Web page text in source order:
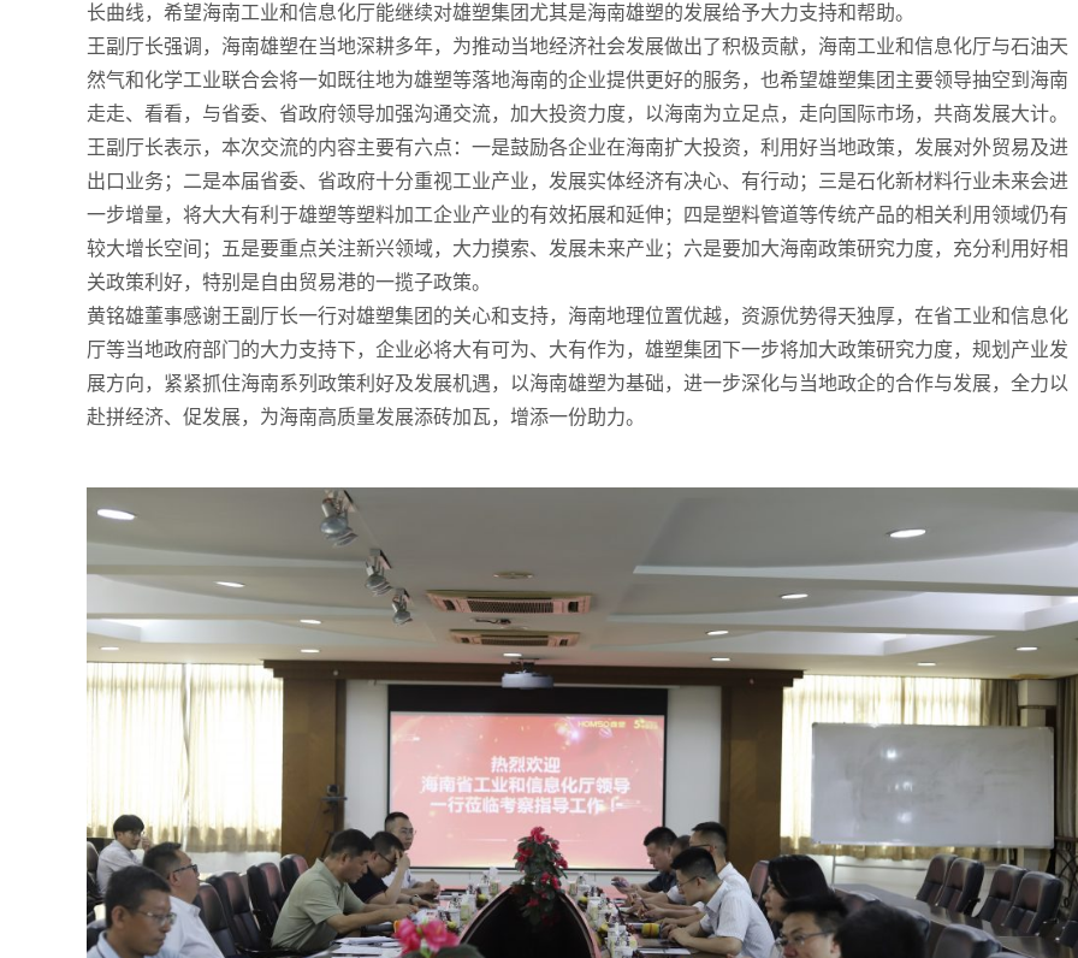
长曲线，希望海南工业和信息化厅能继续对雄塑集团尤其是海南雄塑的发展给予大力支持和帮助。
王副厅长强调，海南雄塑在当地深耕多年，为推动当地经济社会发展做出了积极贡献，海南工业和信息化厅与石油天
然气和化学工业联合会将一如既往地为雄塑等落地海南的企业提供更好的服务，也希望雄塑集团主要领导抽空到海南
走走、看看，与省委、省政府领导加强沟通交流，加大投资力度，以海南为立足点，走向国际市场，共商发展大计。
王副厅长表示，本次交流的内容主要有六点：一是鼓励各企业在海南扩大投资，利用好当地政策，发展对外贸易及进
出口业务；二是本届省委、省政府十分重视工业产业，发展实体经济有决心、有行动；三是石化新材料行业未来会进
一步增量，将大大有利于雄塑等塑料加工企业产业的有效拓展和延伸；四是塑料管道等传统产品的相关利用领域仍有
较大增长空间；五是要重点关注新兴领域，大力摸索、发展未来产业；六是要加大海南政策研究力度，充分利用好相
关政策利好，特别是自由贸易港的一揽子政策。
黄铭雄董事感谢王副厅长一行对雄塑集团的关心和支持，海南地理位置优越，资源优势得天独厚，在省工业和信息化
厅等当地政府部门的大力支持下，企业必将大有可为、大有作为，雄塑集团下一步将加大政策研究力度，规划产业发
展方向，紧紧抓住海南系列政策利好及发展机遇，以海南雄塑为基础，进一步深化与当地政企的合作与发展，全力以
赴拼经济、促发展，为海南高质量发展添砖加瓦，增添一份助力。